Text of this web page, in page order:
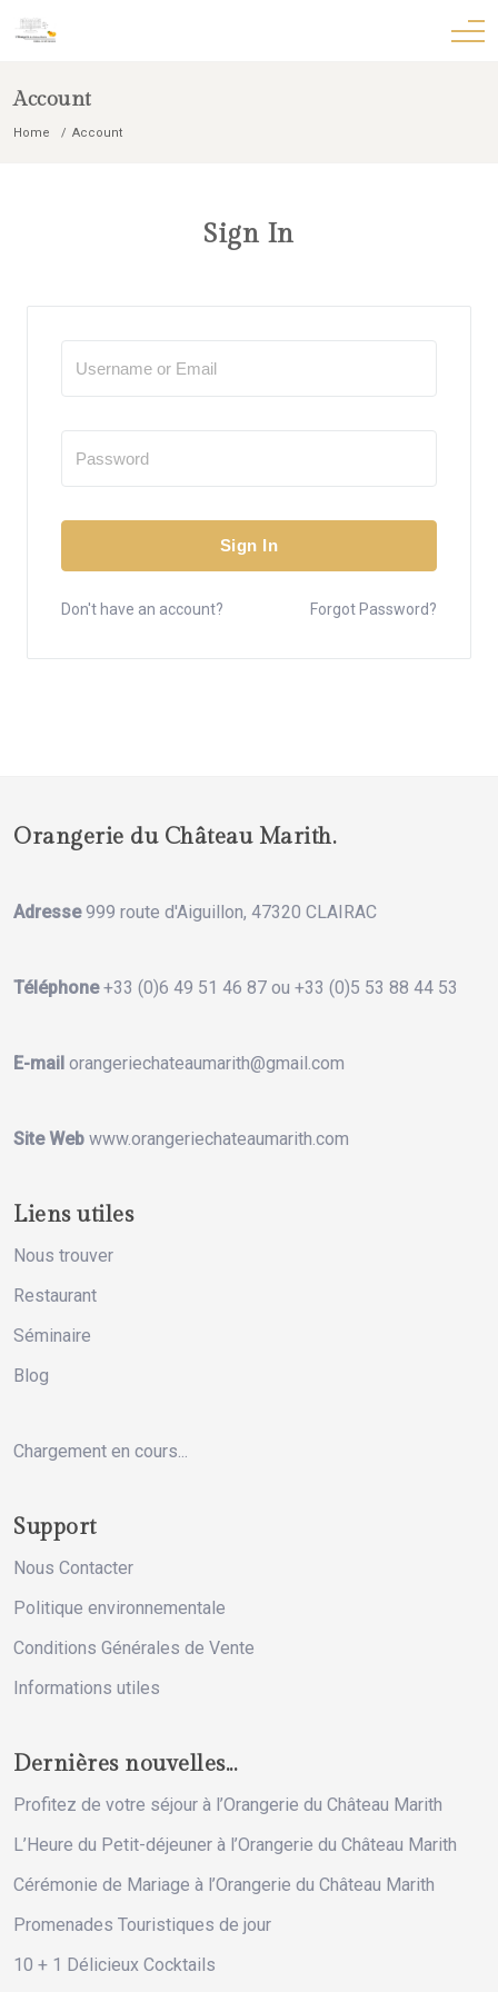
Account
Home Account
Sign In
Sign In
Don't have an account? Forgot Password?
Orangerie du Château Marith.
Adresse999 route d'Aiguillon, 47320 CLAIRAC
Téléphone+33 (0)6 49 51 46 87 ou +33 (0)5 53 88 44 53
E-mail orangeriechateaumarith@gmail.com
Site Web www.orangeriechateaumarith.com
Liens utiles
Nous trouver
Restaurant
Séminaire
Blog
Chargement en cours...
Support
Nous Contacter
Politique environnementale
Conditions Générales de Vente
Informations utiles
Dernières nouvelles...
Profitez de votre séjour à l’Orangerie du Château Marith
L’Heure du Petit-déjeuner à l’Orangerie du Château Marith
Cérémonie de Mariage à l’Orangerie du Château Marith
Promenades Touristiques de jour
10 + 1 Délicieux Cocktails